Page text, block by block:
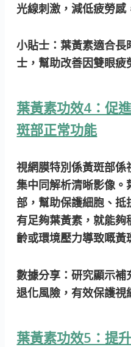
光線刺激，減低疲勞感
小貼士： 葉黃素適合長
士，幫助改善因雙眼疲
葉黃素功效4：促
斑部正常功能
視網膜特別係黃斑部
集中同解析清晰影像
部，幫助保護細胞、抵
有足夠葉黃素，就能
齡或環境壓力導致嘅黃
數據分享：研究顯示補
退化風險，有效保護視
葉黃素功效5：提